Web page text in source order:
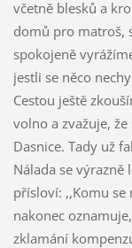
včetně blesků a
domů pro matroš,
spokojeně
jestli se něco
Cestou ještě
volno a zvažuje,
Dasnice. Tady už
Nálada se
přísloví: ,,Komu se
nakonec
zklamání